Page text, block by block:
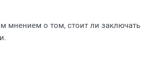
мнением о том, стоит ли заключать